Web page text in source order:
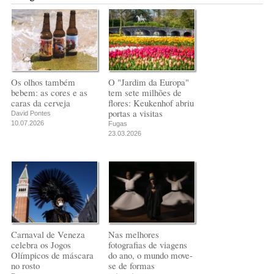
Os olhos também
bebem: as cores e as
caras da cerveja
David Pontes
10.07.2026
O "Jardim da Europa"
tem sete milhões de
flores: Keukenhof abriu
portas a visitas
Fugas
23.03.2026
Carnaval de Veneza
celebra os Jogos
Olímpicos de máscara
no rosto
Nas melhores
fotografias de viagens
do ano, o mundo move-
se de formas